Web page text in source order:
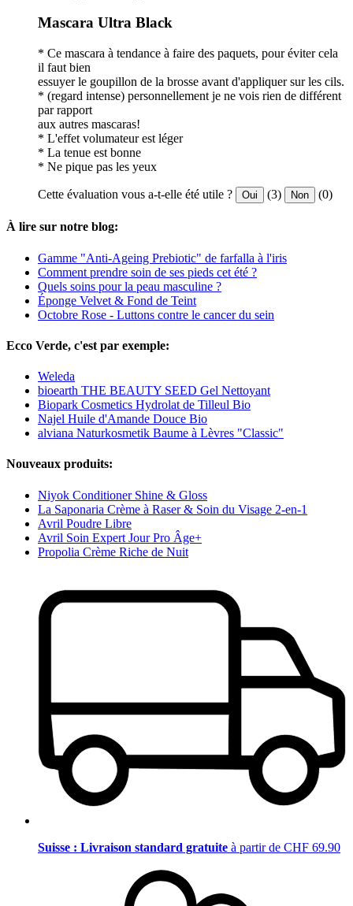
Mascara Ultra Black
* Ce mascara à tendance à faire des paquets, pour éviter cela
il faut bien
essuyer le goupillon de la brosse avant d'appliquer sur les cils.
* (regard intense) personnellement je ne vois rien de différent
par rapport
aux autres mascaras!
* L'effet volumateur est léger
* La tenue est bonne
* Ne pique pas les yeux
Cette évaluation vous a-t-elle été utile ? Oui (3) Non (0)
À lire sur notre blog:
Gamme "Anti-Ageing Prebiotic" de farfalla à l'iris
Comment prendre soin de ses pieds cet été ?
Quels soins pour la peau masculine ?
Éponge Velvet & Fond de Teint
Octobre Rose - Luttons contre le cancer du sein
Ecco Verde, c'est par exemple:
Weleda
bioearth THE BEAUTY SEED Gel Nettoyant
Biopark Cosmetics Hydrolat de Tilleul Bio
Najel Huile d'Amande Douce Bio
alviana Naturkosmetik Baume à Lèvres "Classic"
Nouveaux produits:
Niyok Conditioner Shine & Gloss
La Saponaria Crème à Raser & Soin du Visage 2-en-1
Avril Poudre Libre
Avril Soin Expert Jour Pro Âge+
Propolia Crème Riche de Nuit
Suisse : Livraison standard gratuite à partir de CHF 69.90